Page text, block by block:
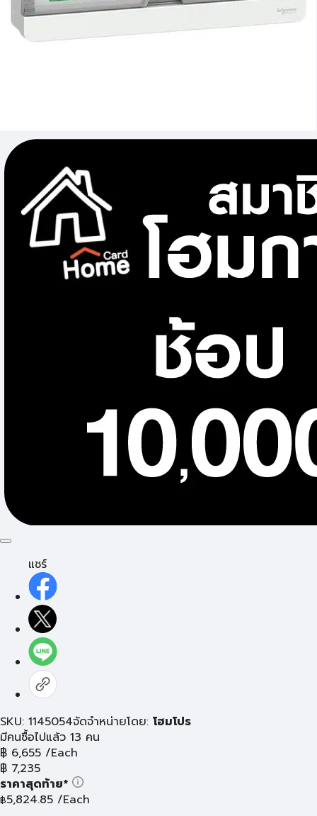
แชร์
SKU: 1145054จัดจำหน่ายโดย: โฮมโปร
มีคนซื้อไปแล้ว 13 คน
฿ 6,655 /Each
฿ 7,235
ราคาสุดท้าย*
฿5,824.85 /Each